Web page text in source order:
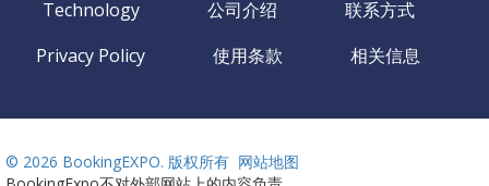
Technology 公司介绍
联系方式
Privacy Policy
使用条款 相关信息
© 2026 BookingEXPO. 版权所有 网站地图